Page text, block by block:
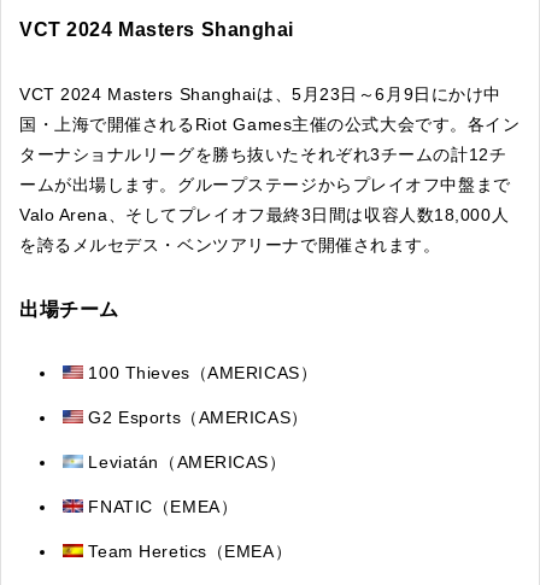
VCT 2024 Masters Shanghai
VCT 2024 Masters Shanghaiは、5月23日～6月9日にかけ中
国・上海で開催されるRiot Games主催の公式大会です。各イン
ターナショナルリーグを勝ち抜いたそれぞれ3チームの計12チ
ームが出場します。グループステージからプレイオフ中盤まで
Valo Arena、そしてプレイオフ最終3日間は収容人数18,000人
を誇るメルセデス・ベンツアリーナで開催されます。
出場チーム
100 Thieves （AMERICAS）
G2 Esports（AMERICAS）
Leviatán （AMERICAS）
FNATIC（EMEA）
Team Heretics （EMEA）